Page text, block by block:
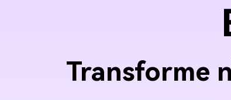
Transforme